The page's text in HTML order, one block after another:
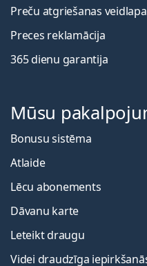
Preču atgriešanas veidlapa
Preces reklamācija
365 dienu garantija
Mūsu
Bonusu sistēma
Atlaide
Lēcu abonements
Dāvanu karte
Leteikt draugu
Videi draudzīga